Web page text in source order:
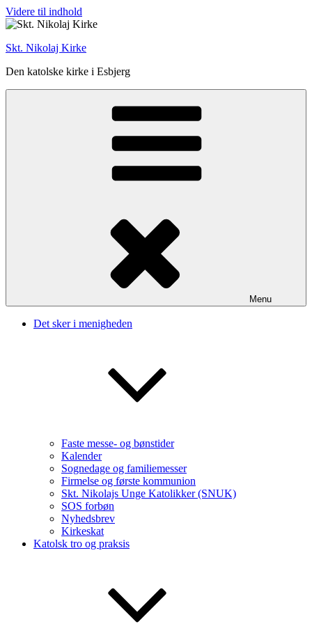
Videre til indhold
Skt. Nikolaj Kirke
Den katolske kirke i Esbjerg
Menu
Det sker i menigheden
Faste messe- og bønstider
Kalender
Sognedage og familiemesser
Firmelse og første kommunion
Skt. Nikolajs Unge Katolikker (SNUK)
SOS forbøn
Nyhedsbrev
Kirkeskat
Katolsk tro og praksis